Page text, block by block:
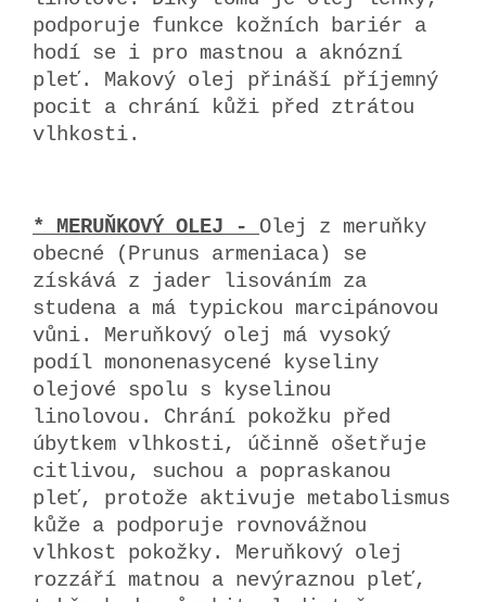
podporuje funkce kožních bariér a
hodí se i pro mastnou a aknózní
pleť. Makový olej přináší příjemný
pocit a chrání kůži před ztrátou
vlhkosti.
* MERUŇKOVÝ OLEJ - Olej z meruňky
obecné (Prunus armeniaca) se
získává z jader lisováním za
studena a má typickou marcipánovou
vůni. Meruňkový olej má vysoký
podíl mononenasycené kyseliny
olejové spolu s kyselinou
linolovou. Chrání pokožku před
úbytkem vlhkosti, účinně ošetřuje
citlivou, suchou a popraskanou
pleť, protože aktivuje metabolismus
kůže a podporuje rovnovážnou
vlhkost pokožky. Meruňkový olej
rozzáří matnou a nevýraznou pleť,